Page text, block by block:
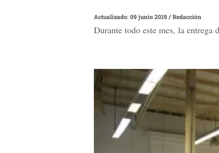
Actualizado: 09 junio 2019/Redacción
Durante todo este mes, la entrega